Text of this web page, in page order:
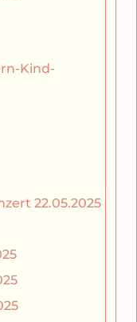
Kind-
22.05.2025